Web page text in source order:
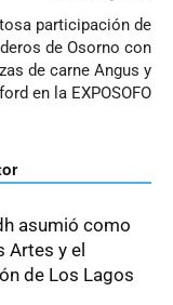
participación de
de Osorno con
de carne Angus y
en la EXPOSOFO
asumió como
Artes y el
de Los Lagos